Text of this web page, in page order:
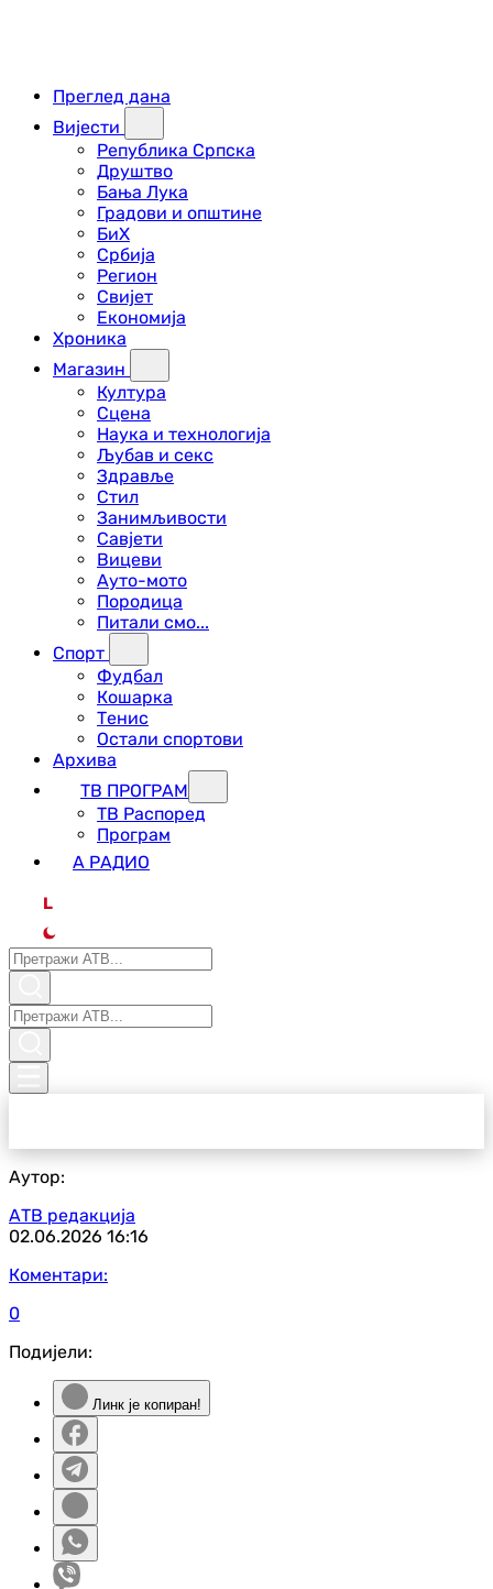
Преглед дана
Вијести
Република Српска
Друштво
Бања Лука
Градови и општине
БиХ
Србија
Регион
Свијет
Економија
Хроника
Магазин
Култура
Сцена
Наука и технологија
Љубав и секс
Здравље
Стил
Занимљивости
Савјети
Вицеви
Ауто-мото
Породица
Питали смо...
Спорт
Фудбал
Кошарка
Тенис
Остали спортови
Архива
ТВ ПРОГРАМ
ТВ Распоред
Програм
А РАДИО
L
Аутор:
АТВ редакција
02.06.2026 16:16
Коментари:
0
Подијели:
Линк је копиран!